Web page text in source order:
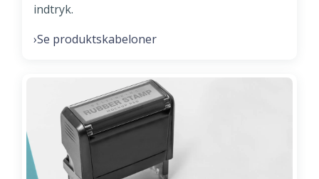
indtryk.
›Se produktskabeloner